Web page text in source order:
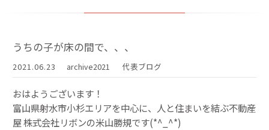
うちの子が床の間で、、、
2021.06.23 archive2021 代表ブログ
おはようございます！
富山県射水市小杉エリアを中心に、人と住まいを結ぶ不動産
屋 株式会社リボンの米山勝規です(*^_^*)